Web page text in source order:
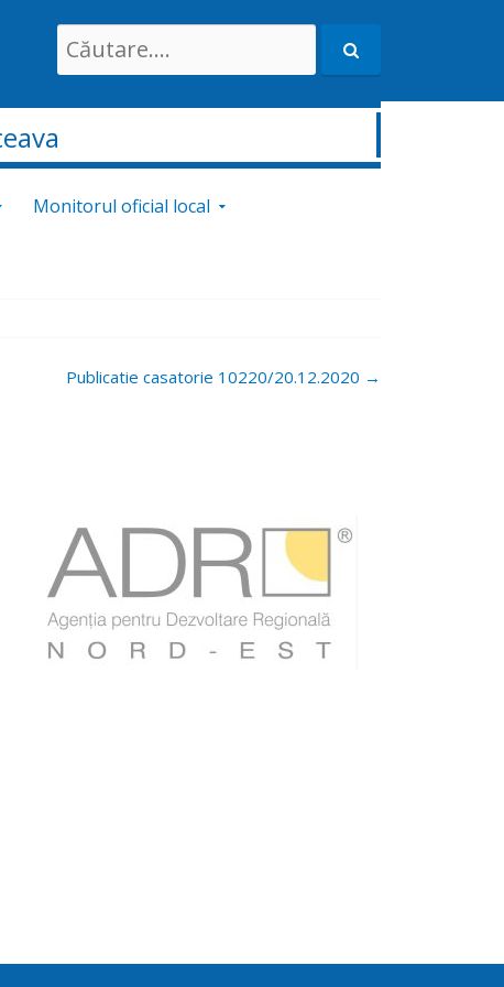
Search
for:
Monitorul oficial local
Publicatie casatorie 10220/20.12.2020 →